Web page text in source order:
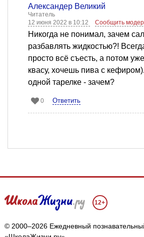
Александер Великий
Читатель
12 июня 2022 в 10:12
Сообщить
Никогда не понимал, зачем
разбавлять жидкостью?!
просто всё съесть, а потом
квасу, хочешь пива с
одной тарелке - зачем?
0 Ответить
12+
© 2000–2026 Ежедневный